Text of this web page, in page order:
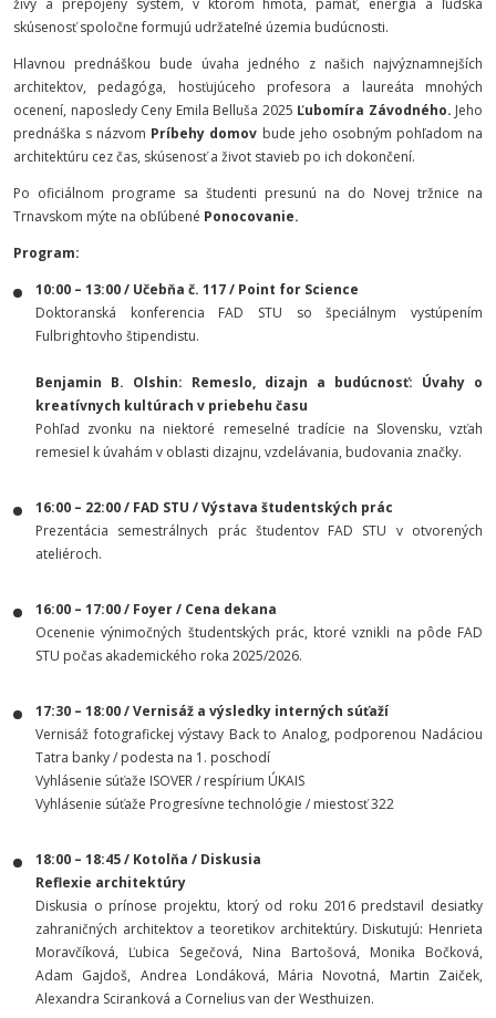
skúsenosť spoločne formujú udržateľné územia budúcnosti.
Hlavnou prednáškou bude úvaha jedného z našich najvýznamnejších
architektov, pedagóga, hosťujúceho profesora a laureáta mnohých
ocenení, naposledy Ceny Emila Belluša 2025 Ľubomíra Závodného. Jeho
prednáška s názvom Príbehy domov bude jeho osobným pohľadom na
architektúru cez čas, skúsenosť a život stavieb po ich dokončení.
Po oficiálnom programe sa študenti presunú na do Novej tržnice na
Trnavskom mýte na obľúbené Ponocovanie.
Program:
10:00 – 13:00 / Učebňa č. 117 / Point for Science
Doktoranská konferencia FAD STU so špeciálnym vystúpením
Fulbrightovho štipendistu.
Benjamin B. Olshin: Remeslo, dizajn a budúcnosť: Úvahy o
kreatívnych kultúrach v priebehu času
Pohľad zvonku na niektoré remeselné tradície na Slovensku, vzťah
remesiel k úvahám v oblasti dizajnu, vzdelávania, budovania značky.
16:00 – 22:00 / FAD STU / Výstava študentských prác
Prezentácia semestrálnych prác študentov FAD STU v otvorených
ateliéroch.
16:00 – 17:00 / Foyer / Cena dekana
Ocenenie výnimočných študentských prác, ktoré vznikli na pôde FAD
STU počas akademického roka 2025/2026.
17:30 – 18:00 / Vernisáž a výsledky interných súťaží
Vernisáž fotografickej výstavy Back to Analog, podporenou Nadáciou
Tatra banky / podesta na 1. poschodí
Vyhlásenie súťaže ISOVER / respírium ÚKAIS
Vyhlásenie súťaže Progresívne technológie / miestosť 322
18:00 – 18:45 / Kotolňa / Diskusia
Reflexie architektúry
Diskusia o prínose projektu, ktorý od roku 2016 predstavil desiatky
zahraničných architektov a teoretikov architektúry. Diskutujú: Henrieta
Moravčíková, Ľubica Segečová, Nina Bartošová, Monika Bočková,
Adam Gajdoš, Andrea Londáková, Mária Novotná, Martin Zaiček,
Alexandra Sciranková a Cornelius van der Westhuizen.